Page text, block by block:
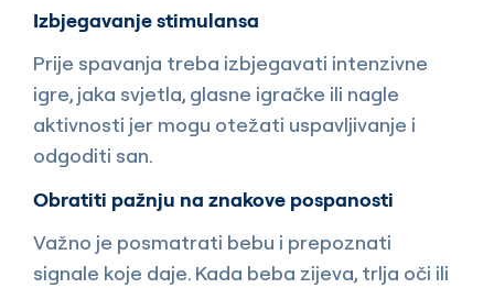
Izbjegavanje stimulansa
Prije spavanja treba izbjegavati intenzivne
igre, jaka svjetla, glasne igračke ili nagle
aktivnosti jer mogu otežati uspavljivanje i
odgoditi san.
Obratiti pažnju na znakove pospanosti
Važno je posmatrati bebu i prepoznati
signale koje daje. Kada beba zijeva, trlja oči ili